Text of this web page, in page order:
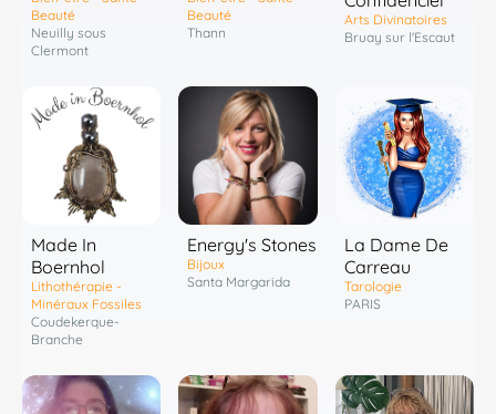
Beauté
Neuilly sous
Clermont
Beauté
Thann
Arts Divinatoires
Bruay sur l'Escaut
Made In
Boernhol
Lithothérapie -
Minéraux Fossiles
Coudekerque-
Branche
Energy's Stones
Bijoux
Santa Margarida
La Dame De
Carreau
Tarologie
PARIS